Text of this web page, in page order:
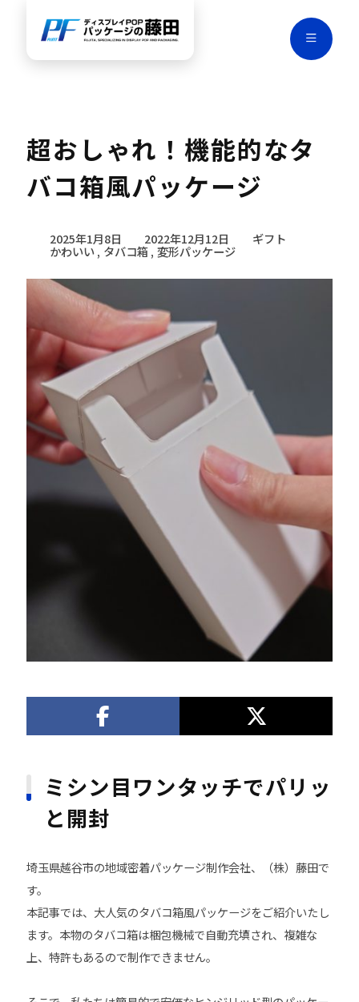
超おしゃれ！機能的なタ
バコ箱風パッケージ
2025年1月8日 2022年12月12日 ギフト
かわいい タバコ箱 変形パッケージ
ミシン目ワンタッチでパリッ
と開封
埼玉県越谷市の地域密着パッケージ制作会社、（株）藤田で
す。
本記事では、大人気のタバコ箱風パッケージをご紹介いたし
ます。本物のタバコ箱は梱包機械で自動充填され、複雑な
上、特許もあるので制作できません。